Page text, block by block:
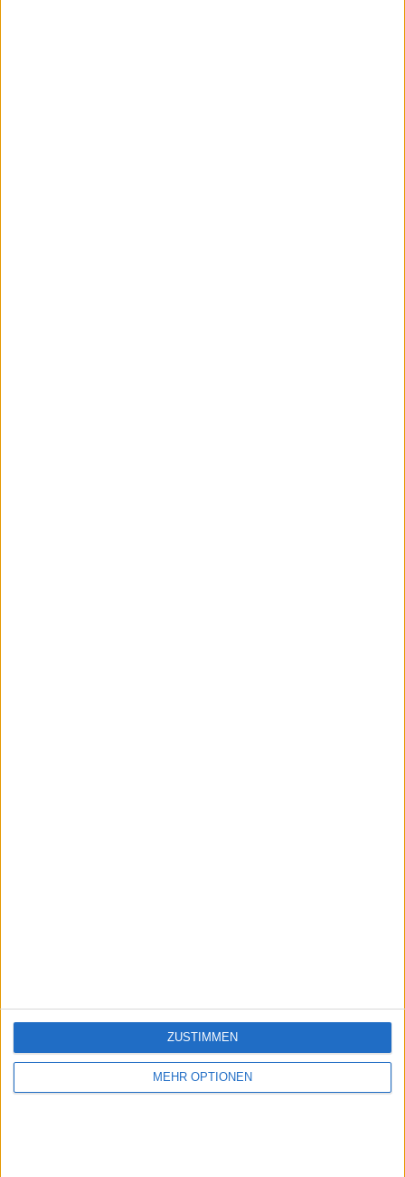
MEHR OPTIONEN
ZUSTIMMEN